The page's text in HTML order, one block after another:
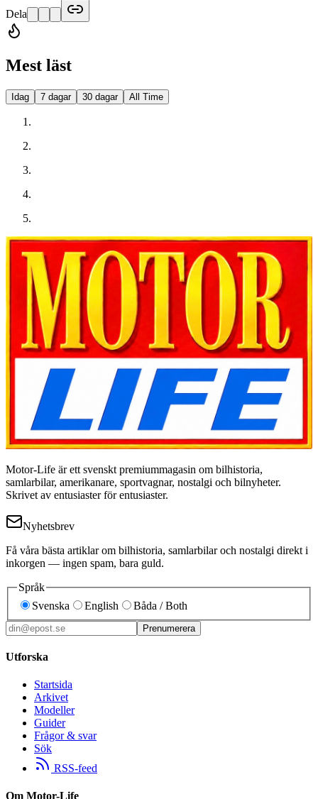
Dela
Mest läst
Idag 7 dagar 30 dagar All Time
Motor-Life är ett svenskt premiummagasin om bilhistoria,
samlarbilar, amerikanare, sportvagnar, nostalgi och bilnyheter.
Skrivet av entusiaster för entusiaster.
Nyhetsbrev
Få våra bästa artiklar om bilhistoria, samlarbilar och nostalgi direkt i
inkorgen — ingen spam, bara guld.
Språk
Svenska
English Båda / Both
Prenumerera
Utforska
Startsida
Arkivet
Modeller
Guider
Frågor & svar
Sök
RSS-feed
Om Motor-Life